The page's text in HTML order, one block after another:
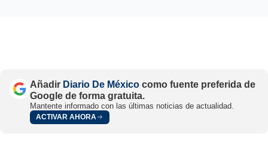
Añadir Diario De México como fuente preferida de
Google de forma gratuita.
Mantente informado con las últimas noticias de actualidad.
ACTIVAR AHORA